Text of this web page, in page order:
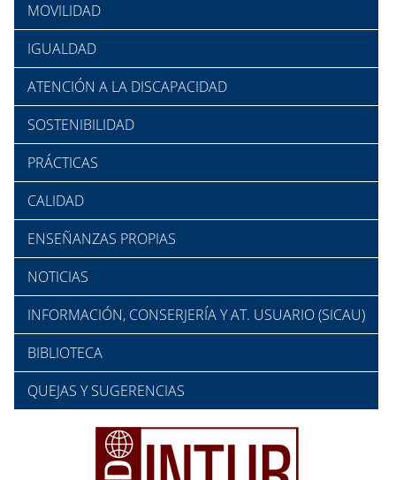
MOVILIDAD
IGUALDAD
ATENCIÓN A LA DISCAPACIDAD
SOSTENIBILIDAD
PRÁCTICAS
CALIDAD
ENSEÑANZAS PROPIAS
NOTICIAS
INFORMACIÓN, CONSERJERÍA Y AT. USUARIO (SICAU)
BIBLIOTECA
QUEJAS Y SUGERENCIAS